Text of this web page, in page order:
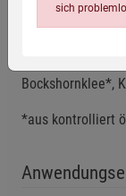
Zimt* (30%),
Bockshornklee*,
*aus kontrolliert
sich
Einstellungen